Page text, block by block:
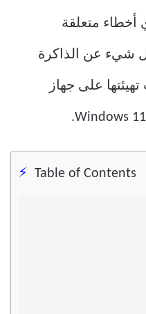
أخطاء متعلقة
شيء عن الذاكرة
على جهاز
Table of Contents